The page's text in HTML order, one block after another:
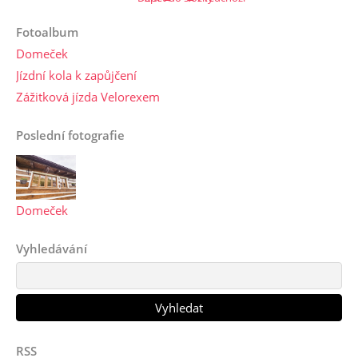
Fotoalbum
Domeček
Jízdní kola k zapůjčení
Zážitková jízda Velorexem
Poslední fotografie
Domeček
Vyhledávání
RSS